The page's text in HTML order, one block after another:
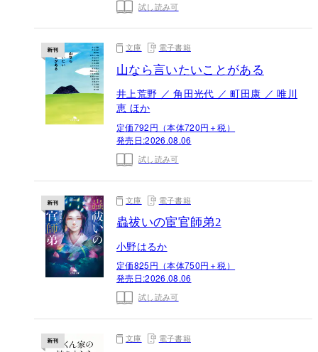
試し読み可
文庫 電子書籍
山なら言いたいことがある
井上荒野 ／ 角田光代 ／ 町田康 ／ 唯川
恵 ほか
定価792円（本体720円＋税）
発売日:2026.08.06
試し読み可
文庫 電子書籍
蟲祓いの宦官師弟2
小野はるか
定価825円（本体750円＋税）
発売日:2026.08.06
試し読み可
文庫 電子書籍